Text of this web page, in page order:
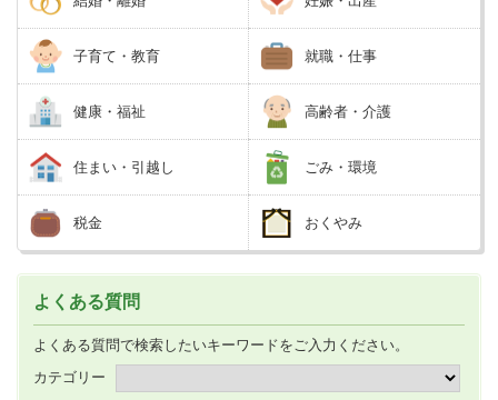
子育て・教育 就職・仕事
健康・福祉 高齢者・介護
住まい・引越し ごみ・環境
税金 おくやみ
よくある質問
よくある質問で検索したいキーワードをご入力ください。
カテゴリー